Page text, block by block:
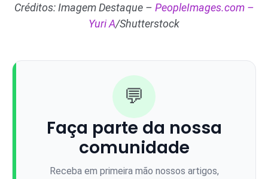
Créditos: Imagem Destaque – PeopleImages.com –
Yuri A/Shutterstock
💬
Faça parte da nossa
comunidade
Receba em primeira mão nossos artigos,